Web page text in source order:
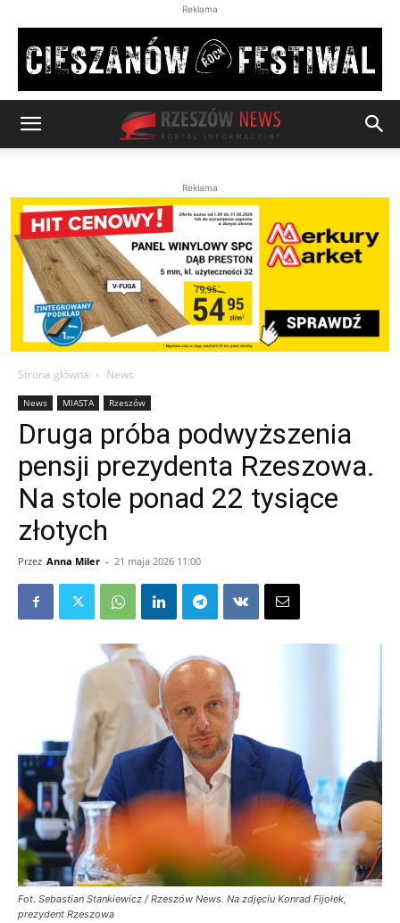
Reklama
Reklama
Strona główna News
News MIASTA Rzeszów
Druga próba podwyższenia
pensji prezydenta Rzeszowa.
Na stole ponad 22 tysiące
złotych
Przez Anna Miler - 21 maja 2026 11:00
Fot. Sebastian Stankiewicz / Rzeszów News. Na zdjęciu Konrad Fijołek,
prezydent Rzeszowa